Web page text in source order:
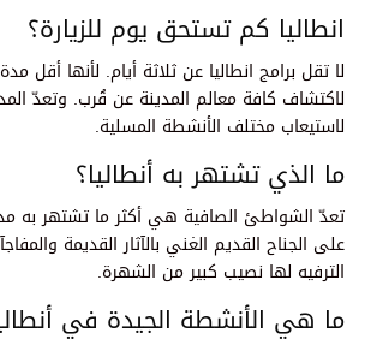
انطاليا كم تستحق يوم للزيارة؟
لا تقل برامج انطاليا عن ثلاثة أيام. لأنها أقل
لاستيعاب مختلف الأنشطة المسلية.
ما الذي تشتهر به أنطاليا؟
تعدّ الشواطئ الصافية هي أكثر ما تشتهر به
على الجناح القديم الغني بالآثار القديمة
الترفيه لها نصيب كبير من الشهرة.
ما هي الأنشطة الجيدة في